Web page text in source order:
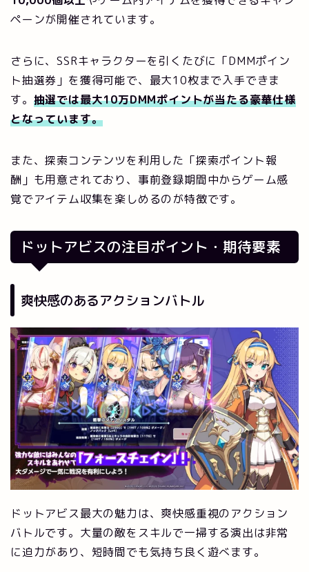
ペーンが開催されています。
さらに、SSRキャラクターを引くたびに「DMMポイン
ト抽選券」を獲得可能で、最大10枚まで入手できま
す。 抽選では最大10万DMMポイントが当たる豪華仕様
となっています。
また、探索コンテンツを利用した「探索ポイント報
酬」も用意されており、事前登録期間中からゲーム感
覚でアイテム収集を楽しめるのが特徴です。
ドットアビスの注目ポイント・期待要素
爽快感のあるアクションバトル
ドットアビス最大の魅力は、爽快感重視のアクション
バトルです。大量の敵をスキルで一掃する演出は非常
に迫力があり、短時間でも気持ち良く遊べます。